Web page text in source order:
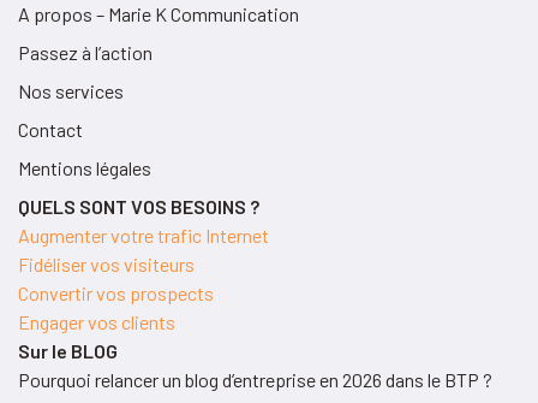
A propos – Marie K Communication
Passez à l’action
Nos services
Contact
Mentions légales
QUELS SONT VOS BESOINS ?
Augmenter votre trafic Internet
Fidéliser vos visiteurs
Convertir vos prospects
Engager vos clients
Sur le BLOG
Pourquoi relancer un blog d’entreprise en 2026 dans le BTP ?